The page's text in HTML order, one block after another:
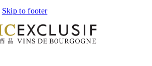
Skip to footer